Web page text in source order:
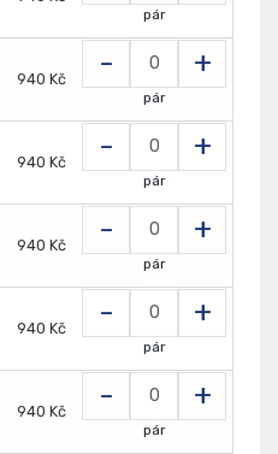
pár
940 Kč - +
pár
940 Kč - +
pár
940 Kč - +
pár
940 Kč - +
pár
940 Kč - +
pár